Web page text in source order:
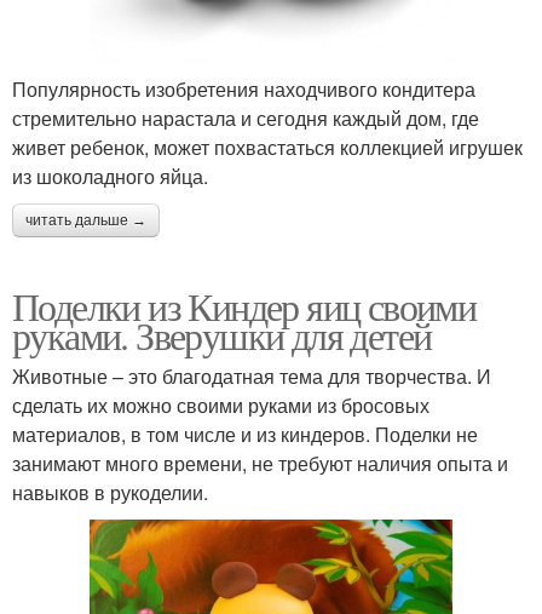
Популярность изобретения находчивого кондитера
стремительно нарастала и сегодня каждый дом, где
живет ребенок, может похвастаться коллекцией игрушек
из шоколадного яйца.
читать дальше →
Поделки из Киндер яиц своими
руками. Зверушки для детей
Животные – это благодатная тема для творчества. И
сделать их можно своими руками из бросовых
материалов, в том числе и из киндеров. Поделки не
занимают много времени, не требуют наличия опыта и
навыков в рукоделии.